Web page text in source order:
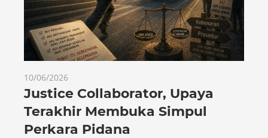
10/06/2026
Justice Collaborator, Upaya
Terakhir Membuka Simpul
Perkara Pidana